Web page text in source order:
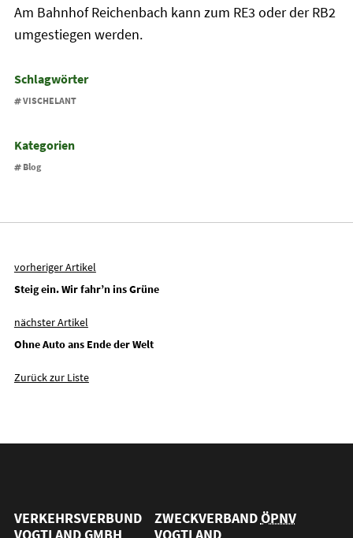
Am Bahnhof Reichenbach kann zum RE3 oder der RB2
umgestiegen werden.
Schlagwörter
VISCHELANT
Kategorien
Blog
vorheriger Artikel
Steig ein. Wir fahr’n ins Grüne
nächster Artikel
Ohne Auto ans Ende der Welt
Zurück zur Liste
VERKEHRSVERBUND
VOGTLANDGMBH
ZWECKVERBANDÖPNV
VOGTLAND